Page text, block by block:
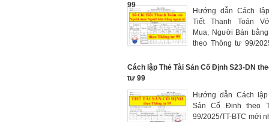
nhận thanh toán
99
Hướng dẫn Cách
Tiết Thanh Toán
Mua, Người Bán
theo Thông tư 99/
dùng để theo dõi
hạn thanh toán và
ngoại tệ
Cách lập Thẻ Tài Sản Cố Định S23-DN
tư 99
Hướng dẫn Cách
Sản Cố Định theo
99/2025/TT-BTC mới